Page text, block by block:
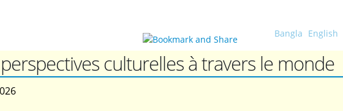
Bangla English
culturelles à travers le monde